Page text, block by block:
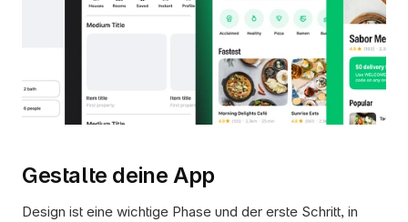
Gestalte deine App
Design ist eine wichtige Phase und der erste Schritt, in